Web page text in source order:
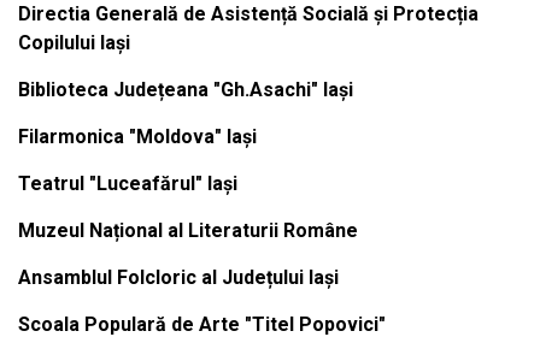
Directia Generală de Asistență Socială și Protecția
Copilului Iași
Biblioteca Județeana "Gh.Asachi" Iași
Filarmonica "Moldova" Iași
Teatrul "Luceafărul" Iași
Muzeul Național al Literaturii Române
Ansamblul Folcloric al Județului Iași
Scoala Populară de Arte "Titel Popovici"